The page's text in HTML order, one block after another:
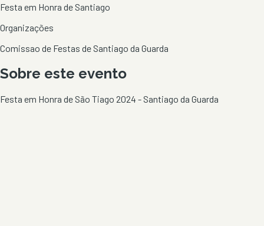
Festa em Honra de Santiago
Organizações
Comissao de Festas de Santiago da Guarda
Sobre este evento
Festa em Honra de São Tiago 2024 - Santiago da Guarda